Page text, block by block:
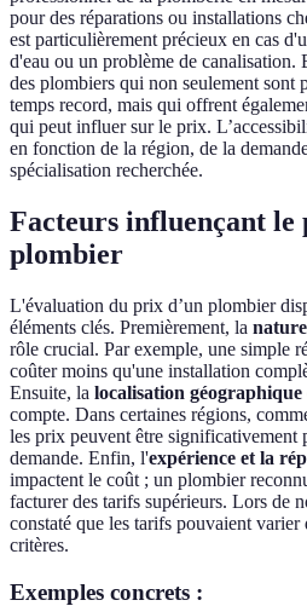
pour des réparations ou installations
est particulièrement précieux en cas
d'eau ou un problème de canalisation.
des plombiers qui non seulement sont
temps record, mais qui offrent
qui peut influer sur le prix.
en fonction de la région, de la
spécialisation recherchée.
Facteurs influençant
plombier
L'évaluation du prix d’un plombier
éléments clés. Premièrement, la
rôle crucial. Par exemple, une simple
coûter moins qu'une installation
Ensuite, la localisation géographique
compte. Dans certaines régions,
les prix peuvent être significativement
demande. Enfin, l'expérience et la
impactent le coût ; un plombier
facturer des tarifs supérieurs. Lors de
constaté que les tarifs pouvaient varier
critères.
Exemples concrets :